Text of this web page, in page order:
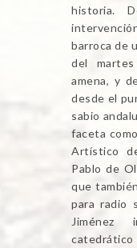
historia.
barroca de
del
amena, y
desde el
sabio
faceta
Artístico
Pablo de
que
para radio
Jiménez